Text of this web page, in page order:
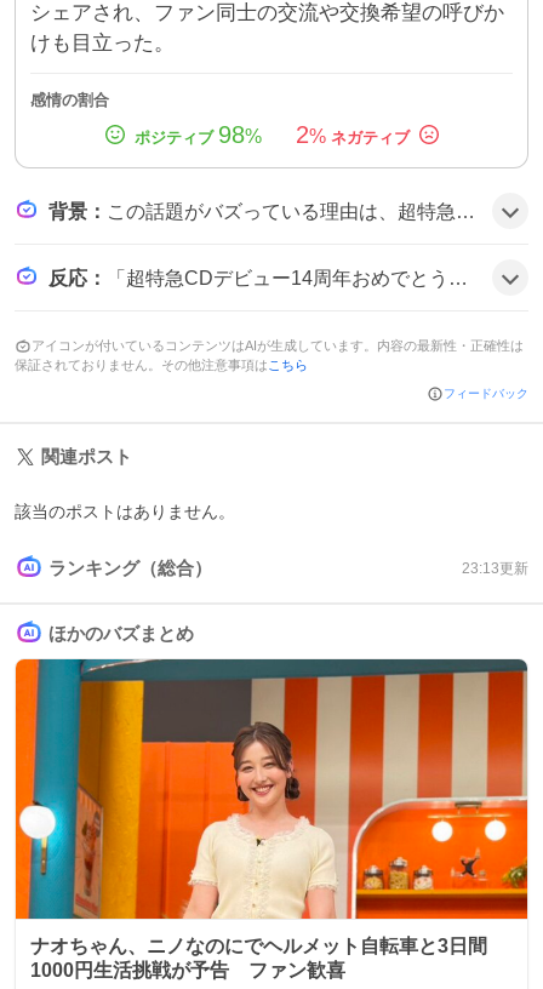
シェアされ、ファン同士の交流や交換希望の呼びか
けも目立った。
感情の割合
98% 2%
背景 ： この話題がバズっている理由は、超特急がデビュー14年という長い歴史を持ち、ファン層が広がっていることに加え、同日に始まったESCORTツアーが期待感を高めたためだ。記念日とツアー開始が重なり、祝福と情報共有が相乗的に拡散された可能性がある。
反応 ： 「超特急CDデビュー14周年おめでとうございます！」と歓喜の声が多数。「ツアー初日おめでとうございます」や「これからも応援し続けます」など、期待と感謝のコメントが目立ち、ファン同士でグッズ交換やライブ参加の呼びかけも見られた雰囲気だ。
アイコンが付いているコンテンツはAIが生成しています。内容の最新性・正確性は
保証されておりません。その他注意事項は こちら
フィードバック
関連ポスト
該当のポストはありません。
ランキング（総合） 23:13更新
ほかのバズまとめ
ナオちゃん、ニノなのにでヘルメット自転車と3日間
1000円生活挑戦が予告 ファン歓喜